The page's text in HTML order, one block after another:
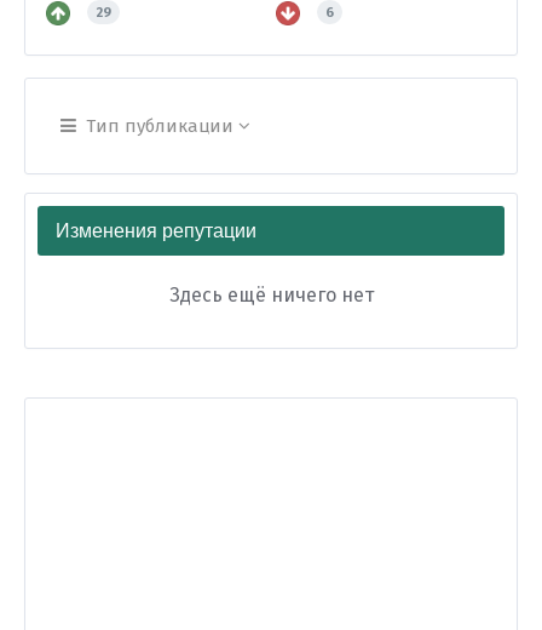
29 6
Тип публикации
Изменения репутации
Здесь ещё ничего нет